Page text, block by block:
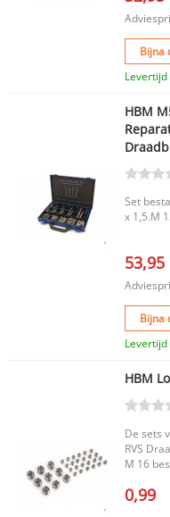
Bijna
HBM
Set
x 1,5.M
53,95
Bijna
HBM
De sets
RVS Draadbussen.
M 16
0,99